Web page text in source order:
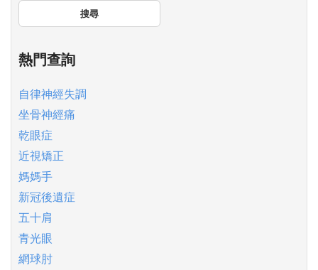
搜尋
熱門查詢
自律神經失調
坐骨神經痛
乾眼症
近視矯正
媽媽手
新冠後遺症
五十肩
青光眼
網球肘